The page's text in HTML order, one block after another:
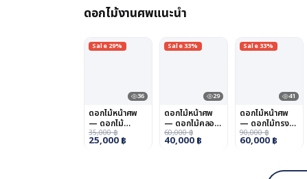
ดอกไม้งานศพแนะนำ
Sale 29%
36
ดอกไม้หน้าศพ
— ดอกไม้
ดอนเมือง
35,000฿
25,000 ฿
Sale 33%
29
ดอกไม้หน้าศพ
— ดอกไม้คลอง
สามวา
60,000฿
40,000 ฿
Sale 33%
41
ดอกไม้หน้าศพ
— ดอกไม้ทรง
คนอง
90,000฿
60,000 ฿